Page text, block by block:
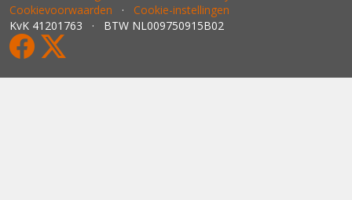
Cookievoorwaarden · Cookie-instellingen
KvK 41201763 · BTW NL009750915B02